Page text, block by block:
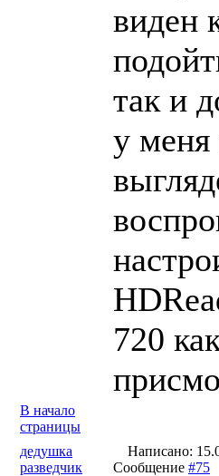
виден
так и
у меня
720
В начало
страницы
дедушка
разведчик
Написано:
Сообщение #75